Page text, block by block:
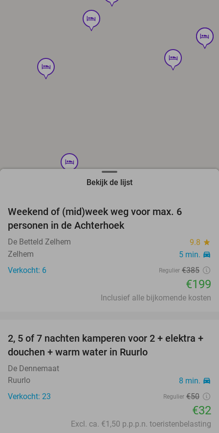
hotel
hotel
hotel
hotel
hotel
hotel
hotel
Bekijk de lijst
Weekend of (mid)week weg voor max. 6
personen in de Achterhoek
De Betteld Zelhem 9.8 star
Zelhem 5 min. directions_car
Verkocht: 6 Regulier €385
€199
Inclusief alle bijkomende kosten
36%
2, 5 of 7 nachten kamperen voor 2 + elektra +
douchen + warm water in Ruurlo
De Dennemaat
Ruurlo
8 min. directions_car
Verkocht: 23 Regulier €50
€32
Excl. ca. €1,50 p.p.p.n. toeristenbelasting